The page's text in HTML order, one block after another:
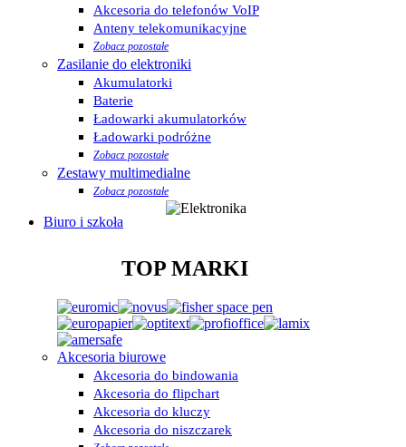
Akcesoria do telefonów VoIP
Anteny telekomunikacyjne
Zobacz pozostałe
Zasilanie do elektroniki
Akumulatorki
Baterie
Ładowarki akumulatorków
Ładowarki podróżne
Zobacz pozostałe
Zestawy multimedialne
Zobacz pozostałe
Biuro i szkoła
TOP MARKI
Akcesoria biurowe
Akcesoria do bindowania
Akcesoria do flipchart
Akcesoria do kluczy
Akcesoria do niszczarek